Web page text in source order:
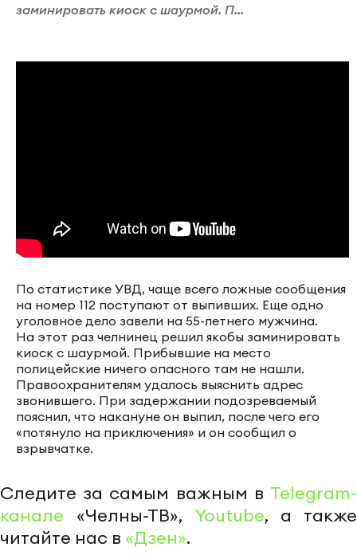
заминировать киоск с шаурмой. П...
По статистике УВД, чаще всего ложные сообщения
на номер 112 поступают от выпивших. Еще одно
уголовное дело завели на 55-летнего мужчина.
На этот раз челнинец решил якобы заминировать
киоск с шаурмой. Прибывшие на место
полицейские ничего опасного там не нашли.
Правоохранителям удалось выяснить адрес
звонившего. При задержании подозреваемый
пояснил, что накануне он выпил, после чего его
«потянуло на приключения» и он сообщил о
взрывчатке.
Следите за самым важным в Telegram-
канале «Челны-ТВ», Youtube, а также
читайте нас в «Дзен».